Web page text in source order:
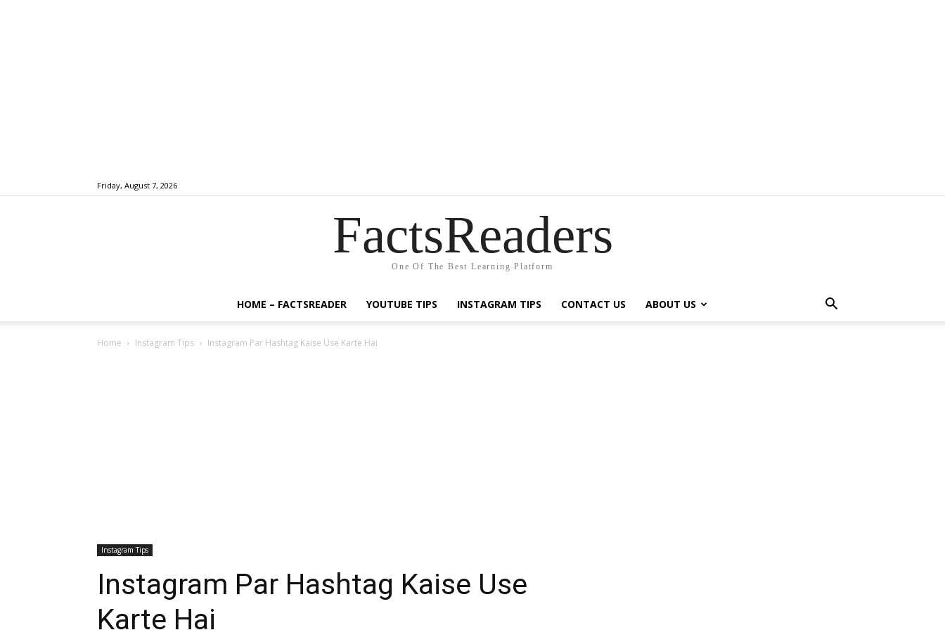
Friday, August 7, 2026
FactsReaders
One Of The Best Learning Platform
HOME – FACTSREADER YOUTUBE TIPS INSTAGRAM TIPS CONTACT US ABOUT US
Home Instagram Tips Instagram Par Hashtag Kaise Use Karte Hai
Instagram Tips
Instagram Par Hashtag Kaise Use
Karte Hai